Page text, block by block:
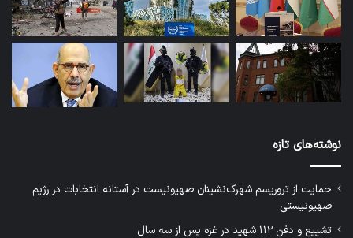
نوشته‌های تازه
حمایت از تروریسم شهرک‌نشینان صهیونیست در آستانه انتخابات در رژیم
صهیونیستی
تشییع و دفن ۱۱۲ شهید در غزه پس از سه سال